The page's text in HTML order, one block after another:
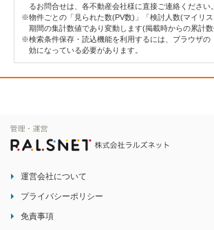
るお問合せは、各不動産会社様に直接ご連絡ください。
※物件ごとの「見られた数(PV数)」「検討人数(マイリ
期間の集計数値であり変動します(掲載時からの累計数
※検索条件保存・読込機能を利用するには、ブラウザの
効になっている必要があります。
運営会社について
プライバシーポリシー
免責事項